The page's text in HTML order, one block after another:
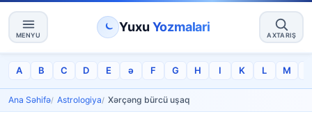
MENYU
Yuxu Yozmalari
AXTARIŞ
A B C D E ə F G H I K L M
Ana Səhifə Astrologiya Xərçəng bürcü uşaq